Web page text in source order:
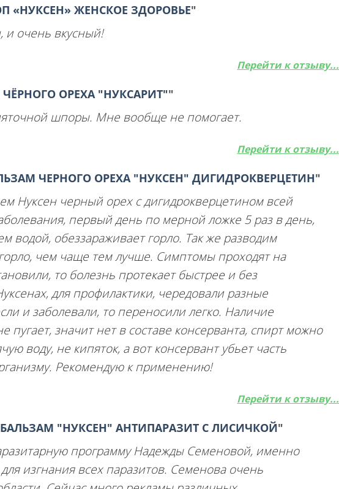
«НУКСЕН» ЖЕНСКОЕ ЗДОРОВЬЕ"
и очень вкусный!
Перейти к отзыву...
ЧЁРНОГО ОРЕХА "НУКСАРИТ""
шпоры. Мне вообще не помогает.
Перейти к отзыву...
ЧЕРНОГО ОРЕХА "НУКСЕН" ДИГИДРОКВЕРЦЕТИН"
Нуксен черный орех с дигидрокверцетином всей
первый день по мерной ложке 5 раз в день,
водой, обеззараживает горло. Так же разводим
чем чаще тем лучше. Симптомы проходят на
то болезнь протекает быстрее и без
для профилактики, чередовали разные
и заболевали, то переносили легко. Наличие
пугает, значит нет в составе консерванта, спирт можно
воду, не кипяток, а вот консервант убьет часть
Рекомендую к применению!
Перейти к отзыву...
БАЛЬЗАМ "НУКСЕН" АНТИПАРАЗИТ С ЛИСИЧКОЙ"
программу Надежды Семеновой, именно
изгнания всех паразитов. Семенова очень